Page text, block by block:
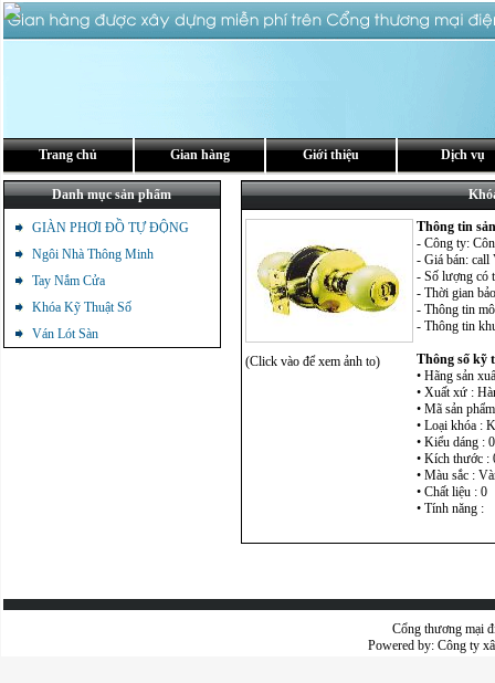
Trang chủ Gian hàng Giới thiệu Dịch vụ
Danh mục sản phẩm
GIÀN PHƠI ĐỒ TỰ ĐỘNG
Ngôi Nhà Thông Minh
Tay Nắm Cửa
Khóa Kỹ Thuật Số
Ván Lót Sàn
(Click vào để xem ảnh to)
Thông tin
- Công ty:
- Giá bán:
- Số lượng có
- Thời gian
- Thông tin
- Thông tin
Thông số kỹ
• Hãng sản
• Xuất xứ :
• Mã sản
• Loại khóa :
• Kiểu dáng : 0
• Kích thước :
• Màu sắc :
• Chất liệu : 0
• Tính năng :
Cổng thương mại
Powered by: Công ty